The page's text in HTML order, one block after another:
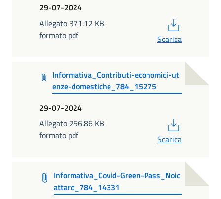
29-07-2024
Allegato 371.12 KB
formato pdf
Scarica
Informativa_Contributi-economici-ut
enze-domestiche_784_15275
29-07-2024
Allegato 256.86 KB
formato pdf
Scarica
Informativa_Covid-Green-Pass_Noic
attaro_784_14331